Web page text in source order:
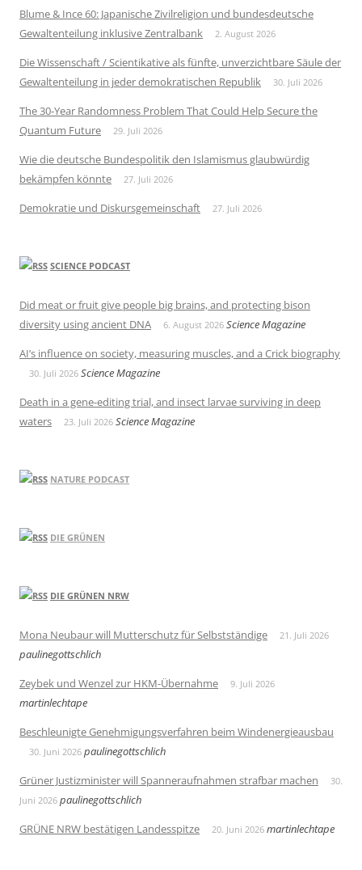
Blume & Ince 60: Japanische Zivilreligion und bundesdeutsche
Gewaltenteilung inklusive Zentralbank
2. August 2026
Die Wissenschaft / Scientikative als fünfte, unverzichtbare Säule der
Gewaltenteilung in jeder demokratischen Republik
30. Juli 2026
The 30-Year Randomness Problem That Could Help Secure the
Quantum Future
29. Juli 2026
Wie die deutsche Bundespolitik den Islamismus glaubwürdig
bekämpfen könnte
27. Juli 2026
Demokratie und Diskursgemeinschaft 27. Juli 2026
SCIENCE PODCAST
Did meat or fruit give people big brains, and protecting bison
diversity using ancient DNA
6. August 2026 Science Magazine
AI’s influence on society, measuring muscles, and a Crick biography
30. Juli 2026 Science Magazine
Death in a gene-editing trial, and insect larvae surviving in deep
waters
23. Juli 2026 Science Magazine
NATURE PODCAST
DIE GRÜNEN
DIE GRÜNEN NRW
Mona Neubaur will Mutterschutz für Selbstständige 21. Juli 2026
paulinegottschlich
Zeybek und Wenzel zur HKM-Übernahme
9. Juli 2026
martinlechtape
Beschleunigte Genehmigungsverfahren beim Windenergieausbau
30. Juni 2026 paulinegottschlich
Grüner Justizminister will Spanneraufnahmen strafbar machen
30.
Juni 2026 paulinegottschlich
GRÜNE NRW bestätigen Landesspitze
20. Juni 2026 martinlechtape